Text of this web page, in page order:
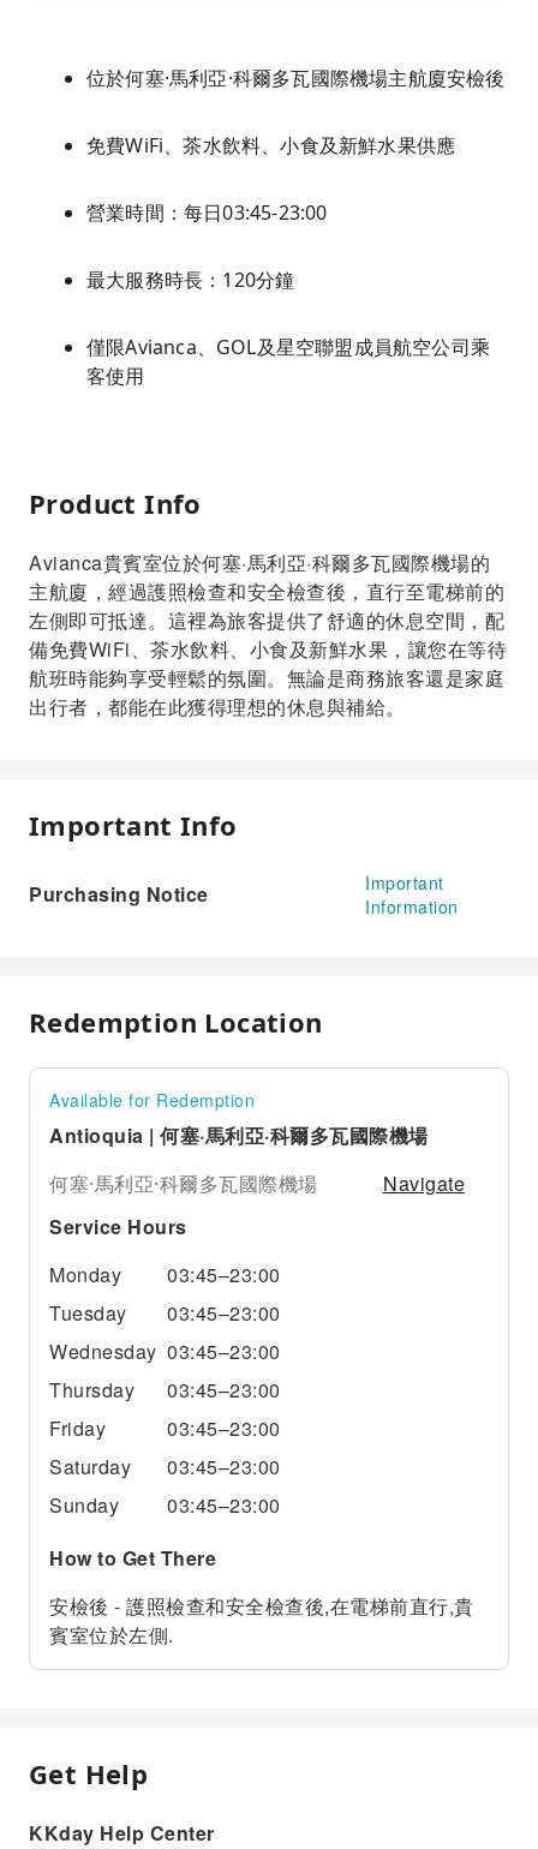
位於何塞·馬利亞·科爾多瓦國際機場主航廈安檢後
免費WiFi、茶水飲料、小食及新鮮水果供應
營業時間：每日03:45-23:00
最大服務時長：120分鐘
僅限Avianca、GOL及星空聯盟成員航空公司乘
客使用
Product Info
Avianca貴賓室位於何塞·馬利亞·科爾多瓦國際機場的
主航廈，經過護照檢查和安全檢查後，直行至電梯前的
左側即可抵達。這裡為旅客提供了舒適的休息空間，配
備免費WiFi、茶水飲料、小食及新鮮水果，讓您在等待
航班時能夠享受輕鬆的氛圍。無論是商務旅客還是家庭
出行者，都能在此獲得理想的休息與補給。
Important Info
Purchasing Notice
Important
Information
Redemption Location
Available for Redemption
Antioquia | 何塞·馬利亞·科爾多瓦國際機場
何塞·馬利亞·科爾多瓦國際機場
Navigate
Service Hours
Monday
03:45–23:00
Tuesday
03:45–23:00
Wednesday 03:45–23:00
Thursday
03:45–23:00
Friday
03:45–23:00
Saturday
03:45–23:00
Sunday
03:45–23:00
How to Get There
安檢後 - 護照檢查和安全檢查後,在電梯前直行,貴
賓室位於左側.
Get Help
KKday Help Center